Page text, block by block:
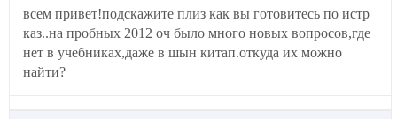
всем привет!подскажите плиз как вы готовитесь по истр
каз..на пробных 2012 оч было много новых вопросов,где
нет в учебниках,даже в шын китап.откуда их можно
найти?